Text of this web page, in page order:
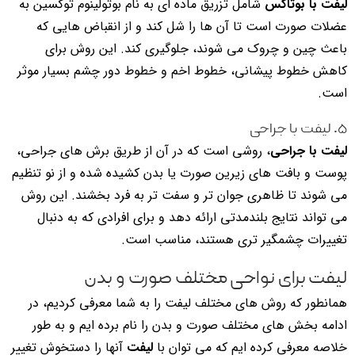
لیفت با بوتاکس شامل تزریق ماده ای به نام بوتولینوم توکسین به
عضلات صورت است تا آن ها را شل کند و از انقباض هایی که
باعث چین و چروک می شوند، جلوگیری کند. این روش برای
کاهش خطوط پیشانی، خطوط اخم و خطوط دور چشم بسیار موثر
است.
۵. لیفت با جراحی
لیفت با جراحی، روشی است که در آن از طریق برش های جراحی،
پوست و بافت های زیرین صورت یا بدن کشیده شده و از نو تنظیم
می شوند تا ظاهری جوان تر و سفت تر به فرد بخشند. این روش
می تواند نتایج بلندمدتی ارائه دهد و برای افرادی که به دنبال
تغییرات چشمگیر تری هستند، مناسب است.
لیفت برای نواحی مختلف صورت و بدن
همانطور که روش های مختلف لیفت را به شما معرفی کردیم، در
ادامه بخش های مختلف صورت و بدن را نام برده ایم و به طور
خلاصه معرفی کرده ایم که می توان با لیفت آنها را دستخوش تغییر